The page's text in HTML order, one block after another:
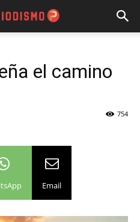
el camino
754
Email